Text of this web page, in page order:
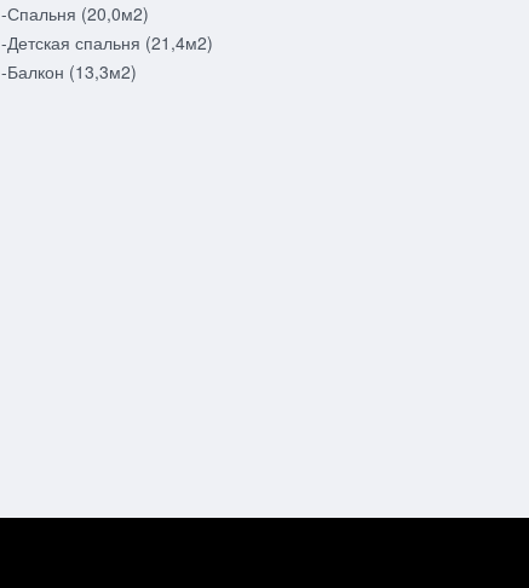
-Спальня (20,0м2)
-Детская спальня (21,4м2)
-Балкон (13,3м2)